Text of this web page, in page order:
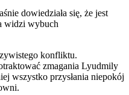
dowiedziała się, że jest
widzi wybuch
konfliktu.
zmagania Lyudmily
wszystko przysłania niepokój